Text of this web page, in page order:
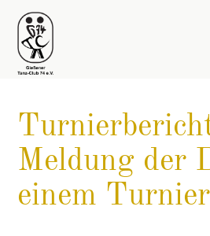
Meldung der
einem Turnier